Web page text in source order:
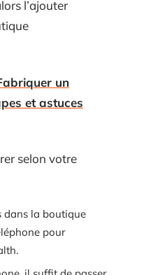
l’ajouter
un
et astuces
selon votre
dans la boutique
pour